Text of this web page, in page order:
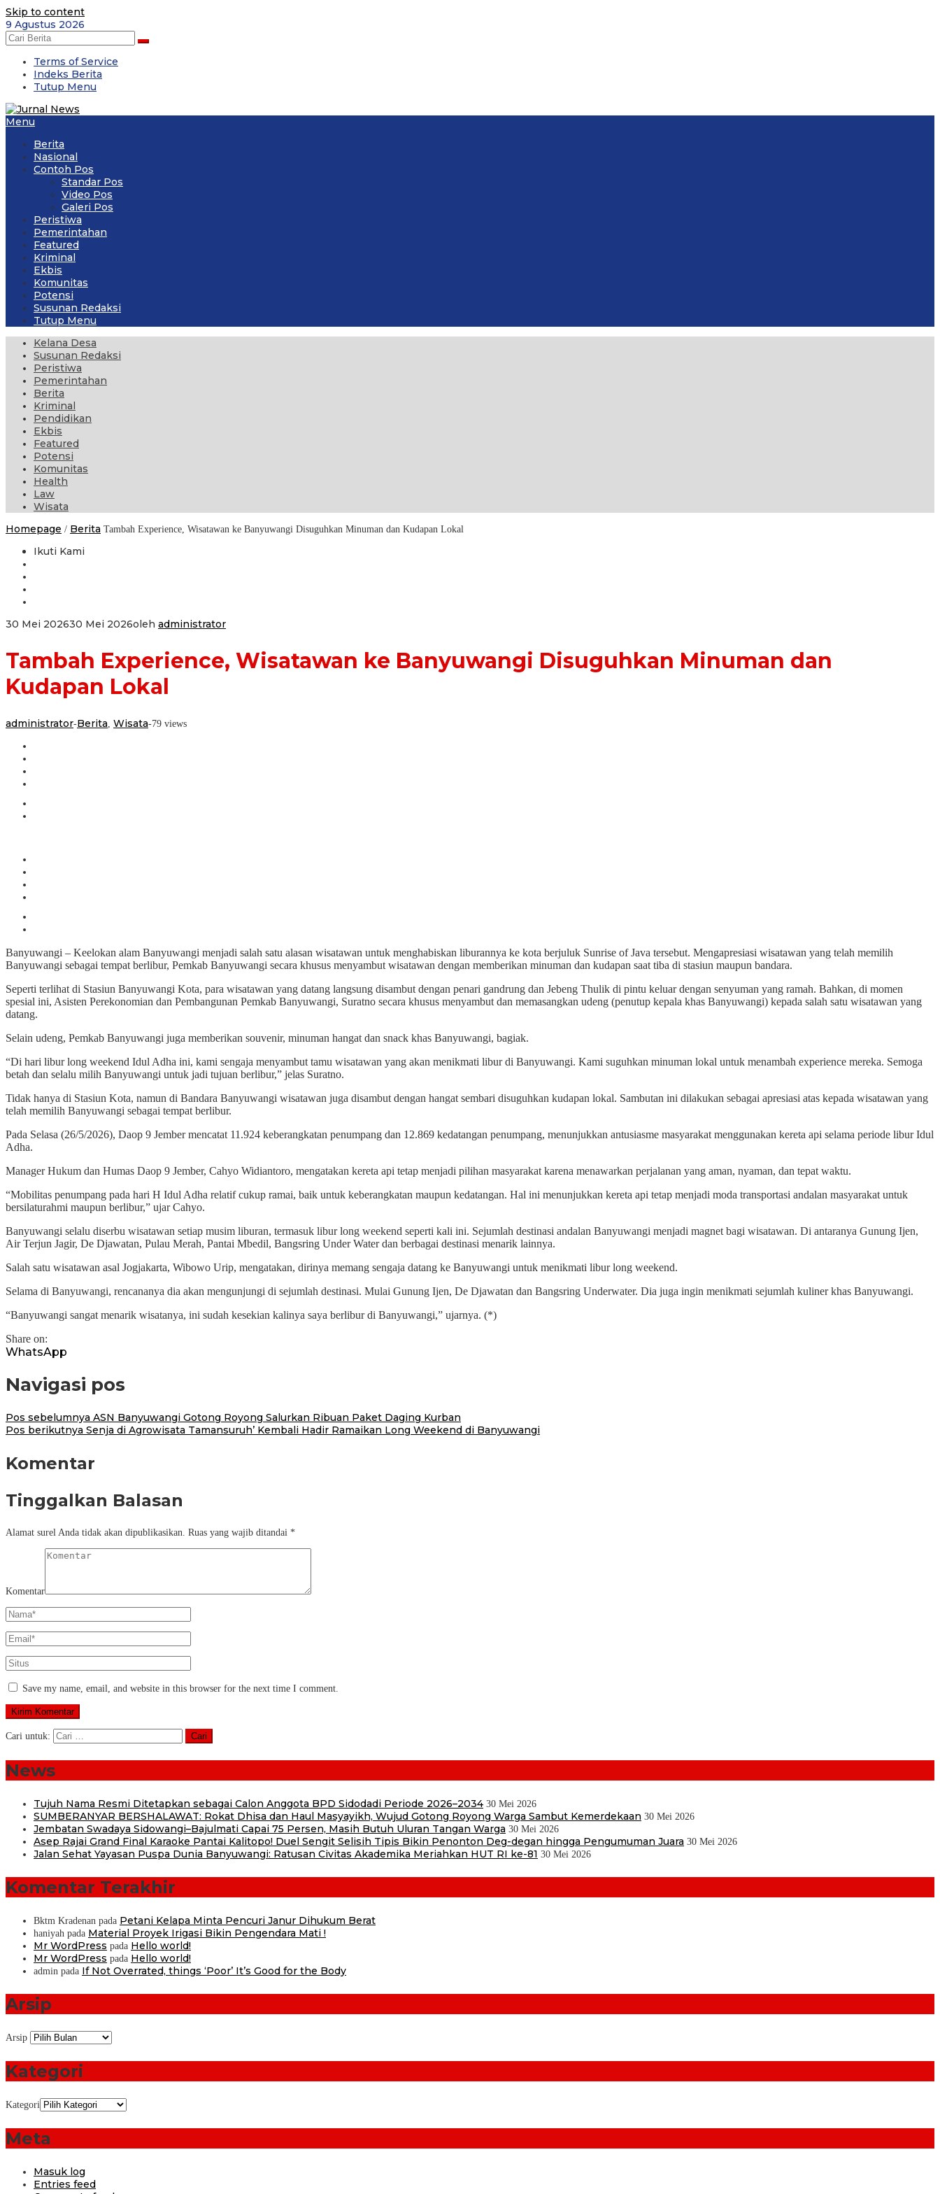
Skip to content
9 Agustus 2026
Terms of Service
Indeks Berita
Tutup Menu
Menu
Berita
Nasional
Contoh Pos
Standar Pos
Video Pos
Galeri Pos
Peristiwa
Pemerintahan
Featured
Kriminal
Ekbis
Komunitas
Potensi
Susunan Redaksi
Tutup Menu
Kelana Desa
Susunan Redaksi
Peristiwa
Pemerintahan
Berita
Kriminal
Pendidikan
Ekbis
Featured
Potensi
Komunitas
Health
Law
Wisata
Homepage / Berita Tambah Experience, Wisatawan ke Banyuwangi Disuguhkan Minuman dan Kudapan Lokal
Ikuti Kami
30 Mei 202630 Mei 2026oleh administrator
Tambah Experience, Wisatawan ke Banyuwangi Disuguhkan Minuman dan
Kudapan Lokal
administrator-Berita Wisata-79 views
Banyuwangi – Keelokan alam Banyuwangi menjadi salah satu alasan wisatawan untuk menghabiskan liburannya ke kota berjuluk Sunrise of Java tersebut. Mengapresiasi wisatawan yang telah memilih
Banyuwangi sebagai tempat berlibur, Pemkab Banyuwangi secara khusus menyambut wisatawan dengan memberikan minuman dan kudapan saat tiba di stasiun maupun bandara.
Seperti terlihat di Stasiun Banyuwangi Kota, para wisatawan yang datang langsung disambut dengan penari gandrung dan Jebeng Thulik di pintu keluar dengan senyuman yang ramah. Bahkan, di momen
spesial ini, Asisten Perekonomian dan Pembangunan Pemkab Banyuwangi, Suratno secara khusus menyambut dan memasangkan udeng (penutup kepala khas Banyuwangi) kepada salah satu wisatawan yang
datang.
Selain udeng, Pemkab Banyuwangi juga memberikan souvenir, minuman hangat dan snack khas Banyuwangi, bagiak.
“Di hari libur long weekend Idul Adha ini, kami sengaja menyambut tamu wisatawan yang akan menikmati libur di Banyuwangi. Kami suguhkan minuman lokal untuk menambah experience mereka. Semoga
betah dan selalu milih Banyuwangi untuk jadi tujuan berlibur,” jelas Suratno.
Tidak hanya di Stasiun Kota, namun di Bandara Banyuwangi wisatawan juga disambut dengan hangat sembari disuguhkan kudapan lokal. Sambutan ini dilakukan sebagai apresiasi atas kepada wisatawan yang
telah memilih Banyuwangi sebagai tempat berlibur.
Pada Selasa (26/5/2026), Daop 9 Jember mencatat 11.924 keberangkatan penumpang dan 12.869 kedatangan penumpang, menunjukkan antusiasme masyarakat menggunakan kereta api selama periode libur Idul
Adha.
Manager Hukum dan Humas Daop 9 Jember, Cahyo Widiantoro, mengatakan kereta api tetap menjadi pilihan masyarakat karena menawarkan perjalanan yang aman, nyaman, dan tepat waktu.
“Mobilitas penumpang pada hari H Idul Adha relatif cukup ramai, baik untuk keberangkatan maupun kedatangan. Hal ini menunjukkan kereta api tetap menjadi moda transportasi andalan masyarakat untuk
bersilaturahmi maupun berlibur,” ujar Cahyo.
Banyuwangi selalu diserbu wisatawan setiap musim liburan, termasuk libur long weekend seperti kali ini. Sejumlah destinasi andalan Banyuwangi menjadi magnet bagi wisatawan. Di antaranya Gunung Ijen,
Air Terjun Jagir, De Djawatan, Pulau Merah, Pantai Mbedil, Bangsring Under Water dan berbagai destinasi menarik lainnya.
Salah satu wisatawan asal Jogjakarta, Wibowo Urip, mengatakan, dirinya memang sengaja datang ke Banyuwangi untuk menikmati libur long weekend.
Selama di Banyuwangi, rencananya dia akan mengunjungi di sejumlah destinasi. Mulai Gunung Ijen, De Djawatan dan Bangsring Underwater. Dia juga ingin menikmati sejumlah kuliner khas Banyuwangi.
“Banyuwangi sangat menarik wisatanya, ini sudah kesekian kalinya saya berlibur di Banyuwangi,” ujarnya. (*)
Share on:
WhatsApp
Navigasi pos
Pos sebelumnya ASN Banyuwangi Gotong Royong Salurkan Ribuan Paket Daging Kurban
Pos berikutnya Senja di Agrowisata Tamansuruh’ Kembali Hadir Ramaikan Long Weekend di Banyuwangi
Komentar
Tinggalkan Balasan
Alamat surel Anda tidak akan dipublikasikan. Ruas yang wajib ditandai *
Komentar
Save my name, email, and website in this browser for the next time I comment.
Cari untuk:
News
Tujuh Nama Resmi Ditetapkan sebagai Calon Anggota BPD Sidodadi Periode 2026–2034 30 Mei 2026
SUMBERANYAR BERSHALAWAT: Rokat Dhisa dan Haul Masyayikh, Wujud Gotong Royong Warga Sambut Kemerdekaan 30 Mei 2026
Jembatan Swadaya Sidowangi–Bajulmati Capai 75 Persen, Masih Butuh Uluran Tangan Warga 30 Mei 2026
Asep Rajai Grand Final Karaoke Pantai Kalitopo! Duel Sengit Selisih Tipis Bikin Penonton Deg-degan hingga Pengumuman Juara 30 Mei 2026
Jalan Sehat Yayasan Puspa Dunia Banyuwangi: Ratusan Civitas Akademika Meriahkan HUT RI ke-81 30 Mei 2026
Komentar Terakhir
Bktm Kradenan pada Petani Kelapa Minta Pencuri Janur Dihukum Berat
haniyah pada Material Proyek Irigasi Bikin Pengendara Mati !
Mr WordPress pada Hello world!
Mr WordPress pada Hello world!
admin pada If Not Overrated, things ‘Poor’ It’s Good for the Body
Arsip
Arsip
Kategori
Kategori
Meta
Masuk log
Entries feed